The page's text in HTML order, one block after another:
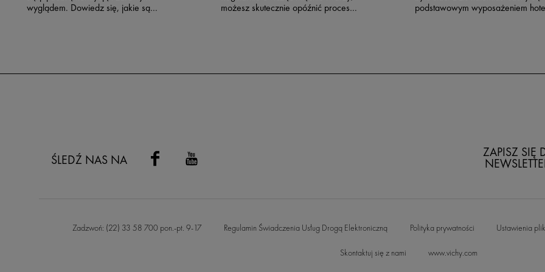
wyglądem. Dowiedz się, jakie są
możesz skutecznie opóźnić proces
podstawowym wyposażeniem
najlepiej z korzystać!
ZAPISZ SIĘ
ŚLEDŹ NAS NA
Zadzwoń: (22) 33 58 700 pon.-pt. 9-17 Regulamin Świadczenia Usług Drogą Elektroniczną Polityka prywatności Ustawienia
Skontaktuj się z nami www.vichy.com